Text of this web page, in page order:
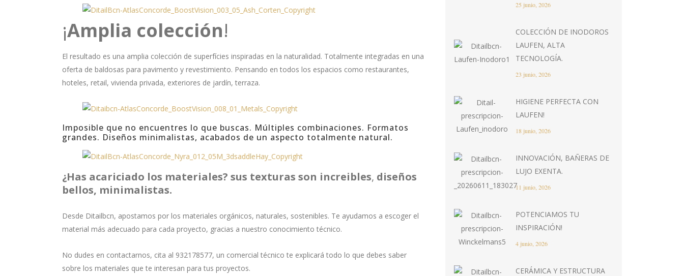
¡Amplia colección!
El resultado es una amplia colección de superfícies inspiradas en la naturalidad. Totalmente integradas en una
oferta de baldosas para pavimento y revestimiento. Pensando en todos los espacios como restaurantes,
hoteles, retail, vivienda privada, exteriores de jardín, terraza.
Imposible que no encuentres lo que buscas. Múltiples combinaciones. Formatos
grandes. Diseños minimalistas, acabados de un aspecto totalmente natural.
¿Has acariciado los materiales? sus texturas son increibles, diseños
bellos, minimalistas.
Desde Ditailbcn, apostamos por los materiales orgánicos, naturales, sostenibles. Te ayudamos a escoger el
material más adecuado para cada proyecto, gracias a nuestro conocimiento técnico.
No dudes en contactarnos, cita al 932178577, un comercial técnico te explicará todo lo que debes saber
sobre los materiales que te interesan para tus proyectos.
25 junio, 2026
COLECCIÓN DE INODOROS
LAUFEN, ALTA
TECNOLOGÍA.
23 junio, 2026
HIGIENE PERFECTA CON
LAUFEN!
18 junio, 2026
INNOVACIÓN, BAÑERAS DE
LUJO EXENTA.
11 junio, 2026
POTENCIAMOS TU
INSPIRACIÓN!
4 junio, 2026
CERÁMICA Y ESTRUCTURA